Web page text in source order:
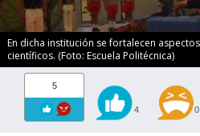
En dicha institución se fortalecen
científicos. (Foto: Escuela Politécnica)
5
4 0